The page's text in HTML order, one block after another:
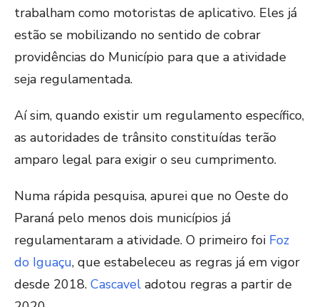
trabalham como motoristas de aplicativo. Eles já
estão se mobilizando no sentido de cobrar
providências do Município para que a atividade
seja regulamentada.
Aí sim, quando existir um regulamento específico,
as autoridades de trânsito constituídas terão
amparo legal para exigir o seu cumprimento.
Numa rápida pesquisa, apurei que no Oeste do
Paraná pelo menos dois municípios já
regulamentaram a atividade. O primeiro foi Foz
do Iguaçu, que estabeleceu as regras já em vigor
desde 2018. Cascavel adotou regras a partir de